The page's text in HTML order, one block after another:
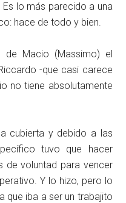
lo más parecido a una
hace de todo y bien.
Macio (Massimo) el
-que casi carece
no tiene absolutamente
cubierta y debido a las
tuvo que hacer
de voluntad para vencer
Y lo hizo, pero lo
que iba a ser un trabajito